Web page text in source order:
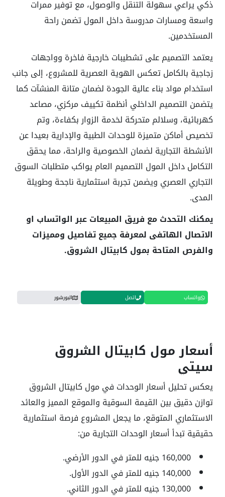
ذكي يراعي سهولة التنقل والوصول، مع توفير ممرات
واسعة ومسارات مدروسة داخل المول تضمن راحة
المستخدمين.
يعتمد التصميم على تشطيبات خارجية فاخرة وواجهات
زجاجية بالكامل تعكس الهوية العصرية للمشروع، إلى جانب
استخدام مواد بناء عالية الجودة لضمان متانة المنشآت كما
يتضمن التصميم الداخلي أنظمة تكييف مركزي، مصاعد
كهربائية، وسلالم متحركة لخدمة الزوار بكفاءة، وتم
تخصيص أماكن متميزة للوحدات الطبية والإدارية بعيدا عن
الأنشطة التجارية لضمان الخصوصية والراحة، مما يحقق
التكامل داخل المول التصميم العام يواكب متطلبات السوق
التجاري العصري ويضمن تجربة استثمارية ناجحة وطويلة
المدى.
يمكنك التحدث مع فريق المبيعات عبر الواتساب او
الاتصال الهاتفى لمعرفة جميع تفاصيل ومميزات
والفرص المتاحة بمول كابيتال الشروق.
واتساب اتصل البورشور
أسعارمول كابيتال الشروق
سيتي
يعكس تحليل أسعار الوحدات في مول كابيتال الشروق
توازن دقيق بين القيمة السوقية والموقع المميز والعائد
الاستثماري المتوقع، ما يجعل المشروع فرصة استثمارية
حقيقية تبدأ أسعار الوحدات التجارية من:
160,000 جنيه للمتر في الدور الأرضي
.
140,000 جنيه للمتر في الدور الأول
.
130,000 جنيه للمتر في الدور الثاني
.